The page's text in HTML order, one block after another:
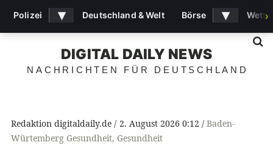
DIGITAL DAILY NEWS
NACHRICHTEN FÜR DEUTSCHLAND
Redaktion digitaldaily.de 2. August 2026 0:12
Baden-
Würtemberg Gesundheit, Gesundheit
Polizei ▾ Deutschland & Welt Börse ▾ ›